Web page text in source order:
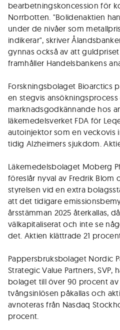
bearbetningskoncession för
Norrbotten. "Bolidenaktien
under de nivåer som
indikerar", skriver
gynnas också av att
framhåller Handelsbankens
Forskningsbolaget Bioarctics
en stegvis
marknadsgodkännande hos
läkemedelsverket FDA för
autoinjektor som en veckovis
tidig Alzheimers sjukdom.
Läkemedelsbolaget Moberg
föreslår nyval av Fredrik Blom
styrelsen vid en extra
att det tidigare
årsstämman 2025 återkallas,
välkapitaliserat och inte se
det. Aktien klättrade 21
Pappersbruksbolaget Nordic
Strategic Value Partners, SVP,
bolaget till över 90 procent
tvångsinlösen påkallas och
avnoteras från Nasdaq
procent.